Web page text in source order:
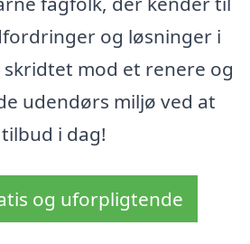
og løsninger i
mod et renere og
udendørs miljø ved at
i dag!
og uforpligtende